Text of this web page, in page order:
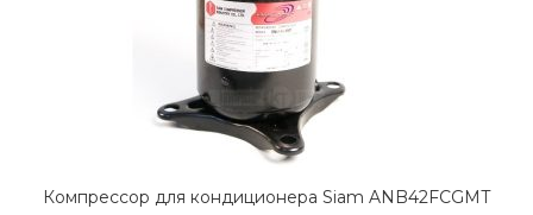
Компрессор для кондиционера Siam ANB42FCGMT